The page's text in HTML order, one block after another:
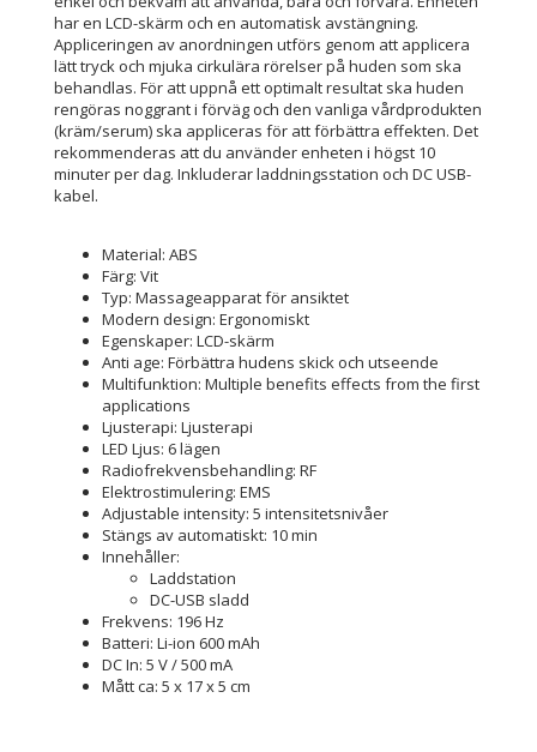
har en LCD-skärm och en automatisk avstängning.
Appliceringen av anordningen utförs genom att applicera
lätt tryck och mjuka cirkulära rörelser på huden som ska
behandlas. För att uppnå ett optimalt resultat ska huden
rengöras noggrant i förväg och den vanliga vårdprodukten
(kräm/serum) ska appliceras för att förbättra effekten. Det
rekommenderas att du använder enheten i högst 10
minuter per dag. Inkluderar laddningsstation och DC USB-
kabel.
Material: ABS
Färg: Vit
Typ: Massageapparat för ansiktet
Modern design: Ergonomiskt
Egenskaper: LCD-skärm
Anti age: Förbättra hudens skick och utseende
Multifunktion: Multiple benefits effects from the first
applications
Ljusterapi: Ljusterapi
LED Ljus: 6 lägen
Radiofrekvensbehandling: RF
Elektrostimulering: EMS
Adjustable intensity: 5 intensitetsnivåer
Stängs av automatiskt: 10 min
Innehåller:
Laddstation
DC-USB sladd
Frekvens: 196 Hz
Batteri: Li-ion 600 mAh
DC In: 5 V / 500 mA
Mått ca: 5 x 17 x 5 cm